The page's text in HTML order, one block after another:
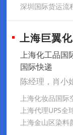
深圳国际货运流
上海巨翼
上海化工品国
国际快递
陈经理，肖小
上海化妆品国际
上海代理UPS全
上海金山区染料